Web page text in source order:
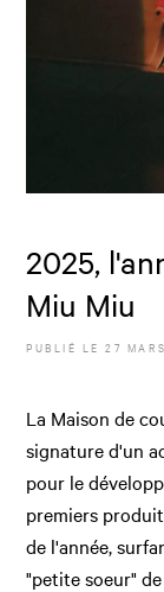
2025,
Miu Miu
PUBLIÉ LE27
La Maison de
signature d'un
pour le
premiers
de l'année,
"petite soeur"